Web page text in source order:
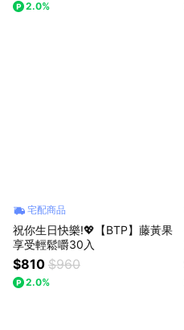
2.0%
宅配商品
祝你生日快樂!💖【BTP】藤黃果
享受輕鬆嚼30入
$810 $960
2.0%